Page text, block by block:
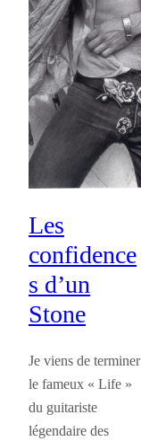
Les
confidence
s d’un
Stone
Je viens de terminer
le fameux « Life »
du guitariste
légendaire des